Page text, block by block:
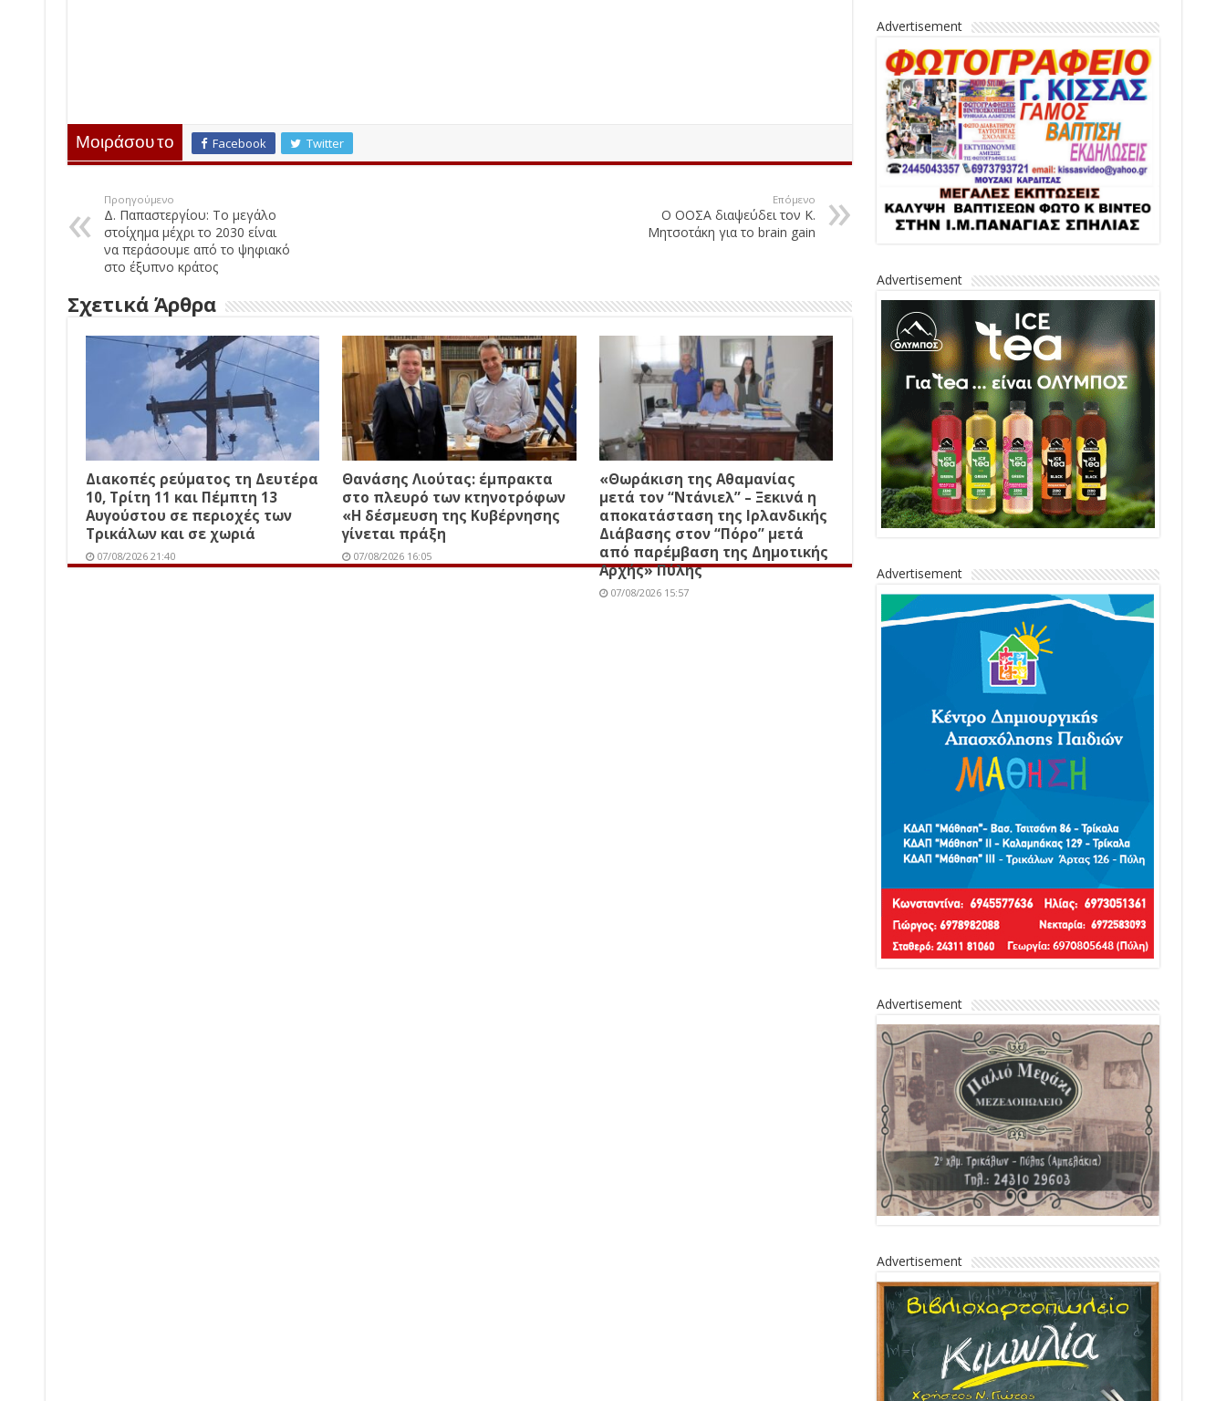
Μοιράσου το Facebook Twitter
Προηγούμενο
Δ. Παπαστεργίου: Το μεγάλο
στοίχημα μέχρι το 2030 είναι
να περάσουμε από το ψηφιακό
στο έξυπνο κράτος
Επόμενο
Ο ΟΟΣΑ διαψεύδει τον Κ.
Μητσοτάκη για το brain gain
Σχετικά Άρθρα
Διακοπές ρεύματος τη Δευτέρα
10, Τρίτη 11 και Πέμπτη 13
Αυγούστου σε περιοχές των
Τρικάλων και σε χωριά
07/08/2026 21:40
Θανάσης Λιούτας: έμπρακτα
στο πλευρό των κτηνοτρόφων
«Η δέσμευση της Κυβέρνησης
γίνεται πράξη
07/08/2026 16:05
«Θωράκιση της Αθαμανίας
μετά τον “Ντάνιελ” – Ξεκινά η
αποκατάσταση της Ιρλανδικής
Διάβασης στον “Πόρο” μετά
από παρέμβαση της Δημοτικής
Αρχής» Πύλης
07/08/2026 15:57
Advertisement
Advertisement
Advertisement
Advertisement
Advertisement